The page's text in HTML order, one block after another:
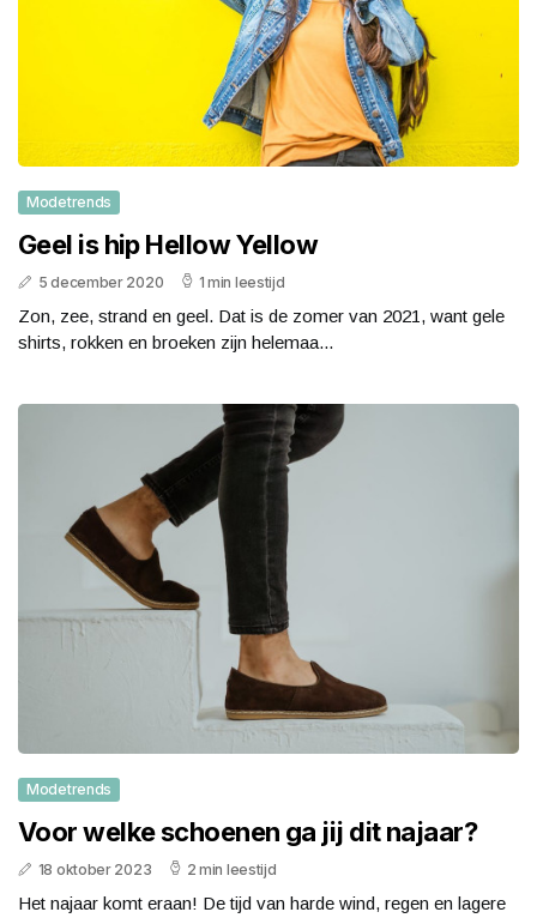
Modetrends
Geel is hip Hellow Yellow
5 december 2020 1 min leestijd
Zon, zee, strand en geel. Dat is de zomer van 2021, want gele
shirts, rokken en broeken zijn helemaa...
Modetrends
Voor welke schoenen ga jij dit najaar?
18 oktober 2023 2 min leestijd
Het najaar komt eraan! De tijd van harde wind, regen en lagere